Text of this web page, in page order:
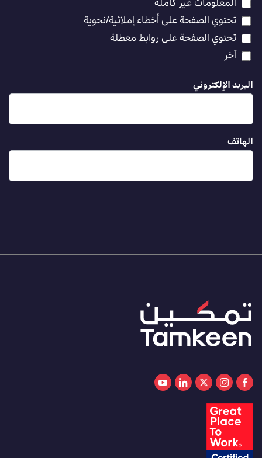
تحتوي الصفحة على أخطاء إملائية/نحوية
تحتوي الصفحة على روابط معطلة
آخر
البريد الإلكتروني
الهاتف